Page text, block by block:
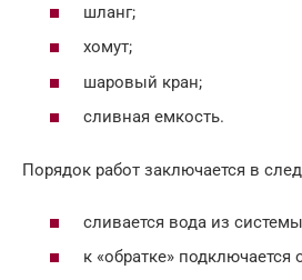
шланг;
хомут;
шаровый кран;
сливная емкость.
Порядок работ заключается в
сливается вода из
к «обратке» подключается